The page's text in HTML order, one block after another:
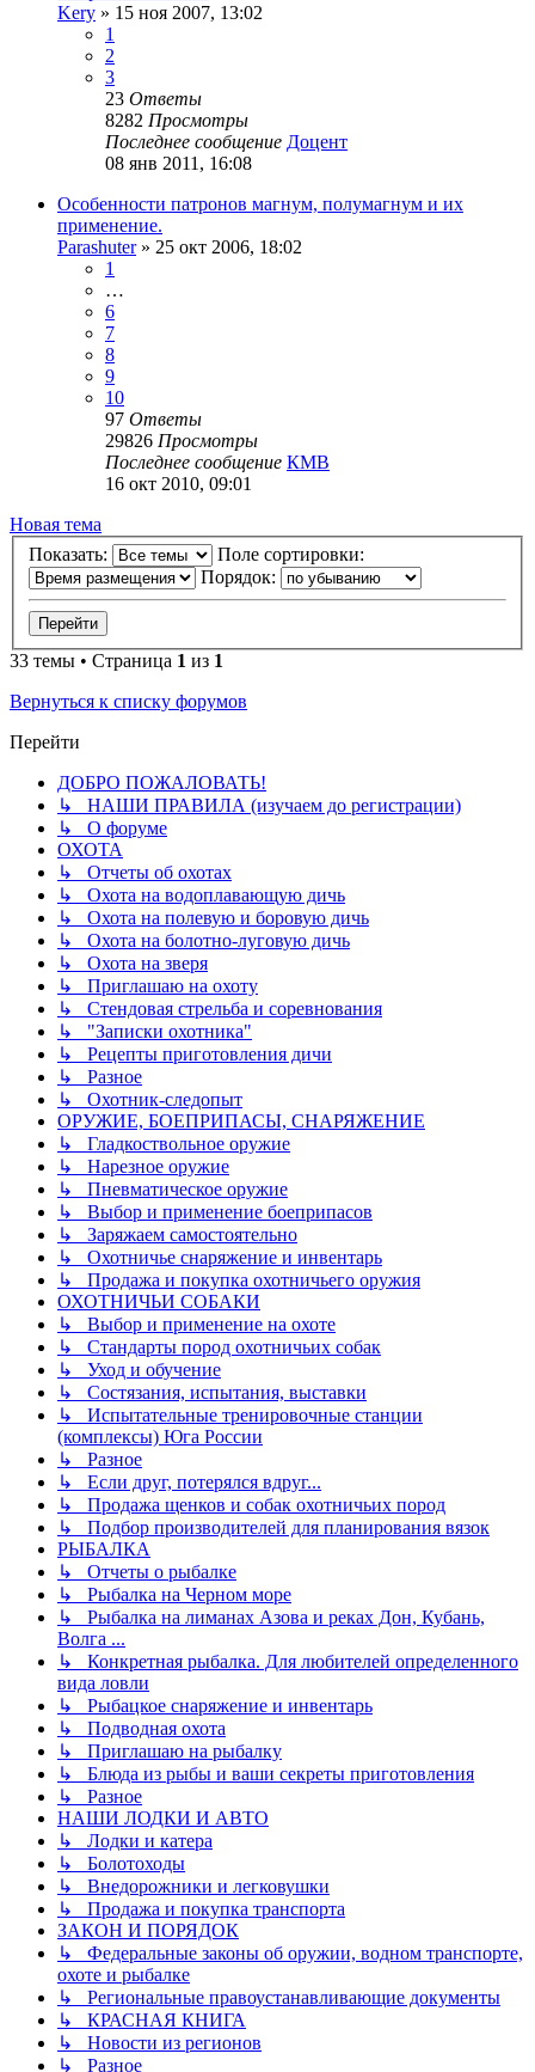
Kery » 15 ноя 2007, 13:02
1
2
3
23 Ответы
8282 Просмотры
Последнее сообщение Доцент
08 янв 2011, 16:08
Особенности патронов магнум, полумагнум и их
применение.
Parashuter» 25 окт 2006, 18:02
1
…
6
7
8
9
10
97 Ответы
29826 Просмотры
Последнее сообщение КМВ
16 окт 2010, 09:01
Новая
тема
Новая тема
Показать:
Поле сортировки:
Порядок:
33 темы • Страница 1 из 1
Вернуться к списку форумов
Перейти
ДОБРО ПОЖАЛОВАТЬ!
↳ НАШИ ПРАВИЛА (изучаем до регистрации)
↳ О форуме
ОХОТА
↳ Отчеты об охотах
↳ Охота на водоплавающую дичь
↳ Охота на полевую и боровую дичь
↳ Охота на болотно-луговую дичь
↳ Охота на зверя
↳ Приглашаю на охоту
↳ Стендовая стрельба и соревнования
↳ "Записки охотника"
↳ Рецепты приготовления дичи
↳ Разное
↳ Охотник-следопыт
ОРУЖИЕ, БОЕПРИПАСЫ, СНАРЯЖЕНИЕ
↳ Гладкоствольное оружие
↳ Нарезное оружие
↳ Пневматическое оружие
↳ Выбор и применение боеприпасов
↳ Заряжаем самостоятельно
↳ Охотничье снаряжение и инвентарь
↳ Продажа и покупка охотничьего оружия
ОХОТНИЧЬИ СОБАКИ
↳ Выбор и применение на охоте
↳ Стандарты пород охотничьих собак
↳ Уход и обучение
↳ Состязания, испытания, выставки
↳ Испытательные тренировочные станции
(комплексы) Юга России
↳ Разное
↳ Если друг, потерялся вдруг...
↳ Продажа щенков и собак охотничьих пород
↳ Подбор производителей для планирования вязок
РЫБАЛКА
↳ Отчеты о рыбалке
↳ Рыбалка на Черном море
↳ Рыбалка на лиманах Азова и реках Дон, Кубань,
Волга ...
↳ Конкретная рыбалка. Для любителей определенного
вида ловли
↳ Рыбацкое снаряжение и инвентарь
↳ Подводная охота
↳ Приглашаю на рыбалку
↳ Блюда из рыбы и ваши секреты приготовления
↳ Разное
НАШИ ЛОДКИ И АВТО
↳ Лодки и катера
↳ Болотоходы
↳ Внедорожники и легковушки
↳ Продажа и покупка транспорта
ЗАКОН И ПОРЯДОК
↳ Федеральные законы об оружии, водном транспорте,
охоте и рыбалке
↳ Региональные правоустанавливающие документы
↳ КРАСНАЯ КНИГА
↳ Новости из регионов
↳ Разное